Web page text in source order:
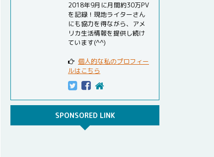
2018年9月に月間約30万PV
を記録！現地ライターさん
にも協力を得ながら、アメ
リカ生活情報を提供し続け
ています(^^)
個人的な私のプロフィー
ルはこちら
SPONSORED LINK